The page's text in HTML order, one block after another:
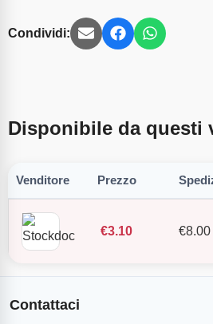
Condividi:
Disponibile da questi
Venditore Prezzo
€3.10 €8.00
Contattaci